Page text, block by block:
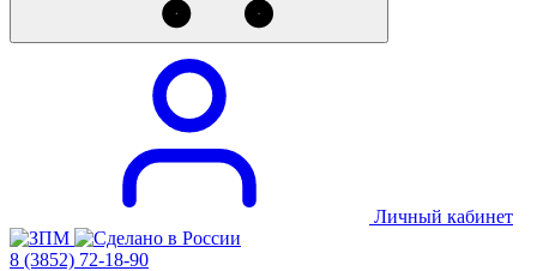
Личный кабинет
8 (3852) 72-18-90